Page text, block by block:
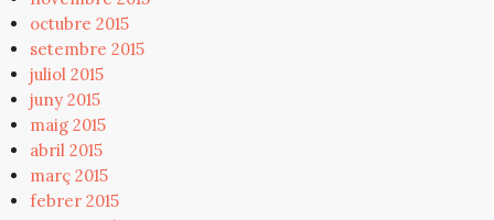
octubre 2015
setembre 2015
juliol 2015
juny 2015
maig 2015
abril 2015
març 2015
febrer 2015